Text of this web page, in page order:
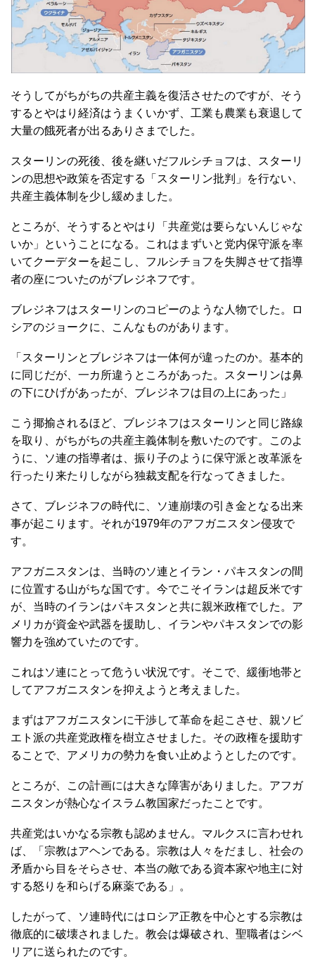
そうしてがちがちの共産主義を復活させたのですが、そう
するとやはり経済はうまくいかず、工業も農業も衰退して
大量の餓死者が出るありさまでした。
スターリンの死後、後を継いだフルシチョフは、スターリ
ンの思想や政策を否定する「スターリン批判」を行ない、
共産主義体制を少し緩めました。
ところが、そうするとやはり「共産党は要らないんじゃな
いか」ということになる。これはまずいと党内保守派を率
いてクーデターを起こし、フルシチョフを失脚させて指導
者の座についたのがブレジネフです。
ブレジネフはスターリンのコピーのような人物でした。ロ
シアのジョークに、こんなものがあります。
「スターリンとブレジネフは一体何が違ったのか。基本的
に同じだが、一カ所違うところがあった。スターリンは鼻
の下にひげがあったが、ブレジネフは目の上にあった」
こう揶揄されるほど、ブレジネフはスターリンと同じ路線
を取り、がちがちの共産主義体制を敷いたのです。このよ
うに、ソ連の指導者は、振り子のように保守派と改革派を
行ったり来たりしながら独裁支配を行なってきました。
さて、ブレジネフの時代に、ソ連崩壊の引き金となる出来
事が起こります。それが1979年のアフガニスタン侵攻で
す。
アフガニスタンは、当時のソ連とイラン・パキスタンの間
に位置する山がちな国です。今でこそイランは超反米です
が、当時のイランはパキスタンと共に親米政権でした。ア
メリカが資金や武器を援助し、イランやパキスタンでの影
響力を強めていたのです。
これはソ連にとって危うい状況です。そこで、緩衝地帯と
してアフガニスタンを抑えようと考えました。
まずはアフガニスタンに干渉して革命を起こさせ、親ソビ
エト派の共産党政権を樹立させました。その政権を援助す
ることで、アメリカの勢力を食い止めようとしたのです。
ところが、この計画には大きな障害がありました。アフガ
ニスタンが熱心なイスラム教国家だったことです。
共産党はいかなる宗教も認めません。マルクスに言わせれ
ば、「宗教はアヘンである。宗教は人々をだまし、社会の
矛盾から目をそらさせ、本当の敵である資本家や地主に対
する怒りを和らげる麻薬である」。
したがって、ソ連時代にはロシア正教を中心とする宗教は
徹底的に破壊されました。教会は爆破され、聖職者はシベ
リアに送られたのです。